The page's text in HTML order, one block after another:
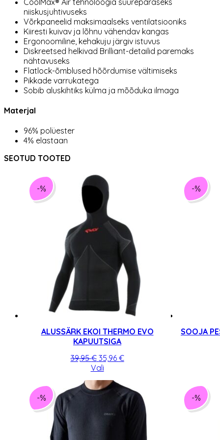
niiskusjuhtivuseks
Võrkpaneelid maksimaalseks ventilatsiooniks
Kiiresti kuivav ja lõhnu vähendav kangas
Ergonoomiline, kehakuju järgiv istuvus
Diskreetsed helkivad Brilliant-detailid paremaks
nähtavuseks
Flatlock-õmblused hõõrdumise vältimiseks
Pikkade varrukatega
Sobib aluskihtiks külma ja mõõduka ilmaga
Materjal
96% polüester
4% elastaan
SEOTUD TOOTED
-%
ALUSSÄRK EKOI THERMO EVO
KAPUUTSIGA
39,95€ Algne
hind
39,95 €.
35,96 €Praegune
35,96 €.
ValiSellel
on
mitu
varianti.
Valikuid
-%
SOOJA
-% -%